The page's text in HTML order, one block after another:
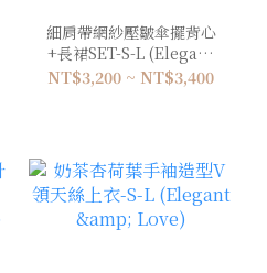
細肩帶網紗壓皺傘擺背心
+長裙SET-S-L (Elegant
& Love)
NT$3,200 ~ NT$3,400